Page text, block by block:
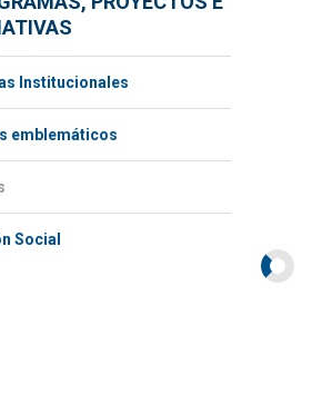
Institucionales
emblemáticos
Social